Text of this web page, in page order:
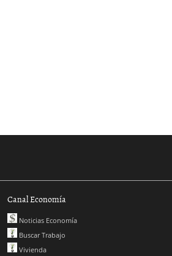
Canal Economía
Noticias Economía
Buscar Trabajo
Vivienda